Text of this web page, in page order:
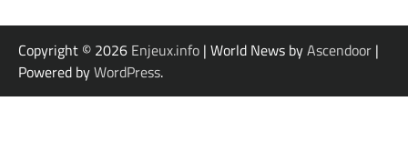
Copyright © 2026 Enjeux.info | World News byAscendoor |
Powered byWordPress.